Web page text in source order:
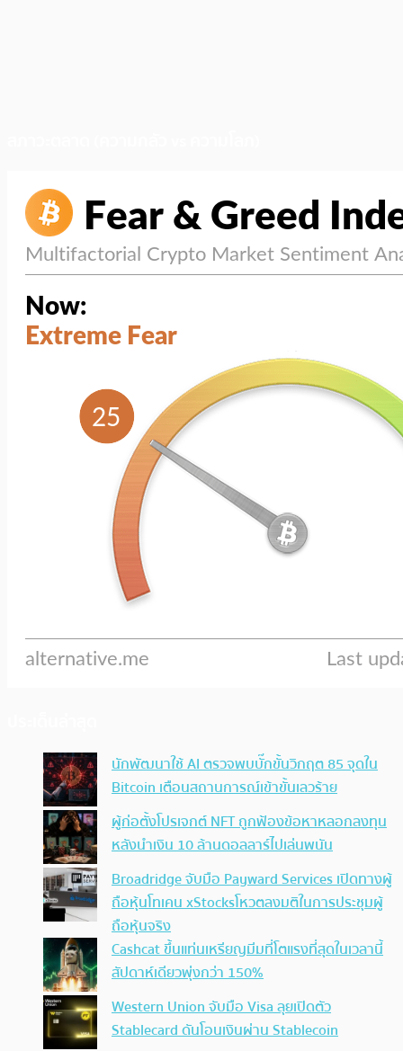
นักพัฒนาใช้ AI ตรวจพบบั๊กขั้นวิกฤต 85 จุดใน
Bitcoin เตือนสถานการณ์เข้าขั้นเลวร้าย
ผู้ก่อตั้งโปรเจกต์ NFT ถูกฟ้องข้อหาหลอกลงทุน
หลังนำเงิน 10 ล้านดอลลาร์ไปเล่นพนัน
Broadridge จับมือ Payward Services เปิดทางผู้
ถือหุ้นโทเคน xStocksโหวตลงมติในการประชุมผู้
ถือหุ้นจริง
Cashcat ขึ้นแท่นเหรียญมีมที่โตแรงที่สุดในเวลานี้
สัปดาห์เดียวพุ่งกว่า 150%
Western Union จับมือ Visa ลุยเปิดตัว
Stablecard ดันโอนเงินผ่าน Stablecoin